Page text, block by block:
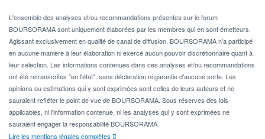
Pour l' ...
L'ensemble des analyses et/ou recommandations présentes sur le forum
BOURSORAMA sont uniquement élaborées par les membres qui en sont émetteurs.
Agissant exclusivement en qualité de canal de diffusion, BOURSORAMA n'a participé
en aucune manière à leur élaboration ni exercé aucun pouvoir discrétionnaire quant à
leur sélection. Les informations contenues dans ces analyses et/ou recommandations
ont été retranscrites "en l'état", sans déclaration ni garantie d'aucune sorte. Les
opinions ou estimations qui y sont exprimées sont celles de leurs auteurs et ne
sauraient refléter le point de vue de BOURSORAMA. Sous réserves des lois
applicables, ni l'information contenue, ni les analyses qui y sont exprimées ne
sauraient engager la responsabilité BOURSORAMA.
Lire les mentions légales complètes